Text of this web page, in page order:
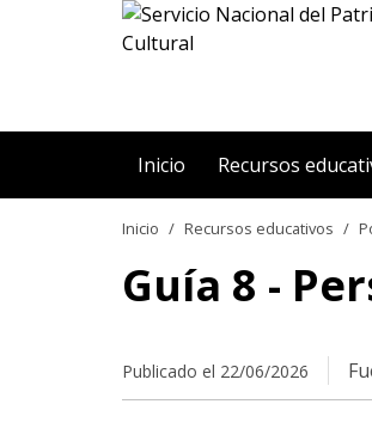
Contenido principal
Inicio Recursos
Inicio Recursos educativos
Guía 8 -
Publicado el 22/06/2026